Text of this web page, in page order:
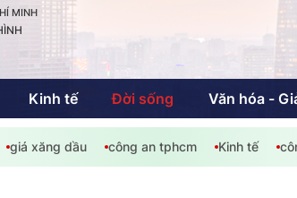
MINH
Kinh tế Đời sống Văn hóa -
Văn hóa - Giải trí
Giáo dục
giá xăng dầu công an tphcm Kinh tế